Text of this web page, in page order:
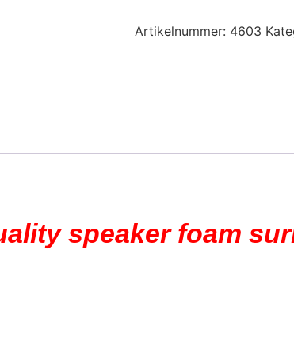
Artikelnummer: 4603
speaker foam